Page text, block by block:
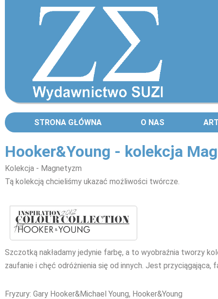
STRONA GŁÓWNA O NAS
Hooker&Young - kolekcja
Kolekcja - Magnetyzm
Tą kolekcją chcieliśmy ukazać możliwości twórcze.
Szczotką nakładamy jedynie farbę, a to wyobraźnia tworzy
zaufanie i chęć odróżnienia się od innych. Jest przyciągająca,
Fryzury: Gary Hooker&Michael Young, Hooker&Young